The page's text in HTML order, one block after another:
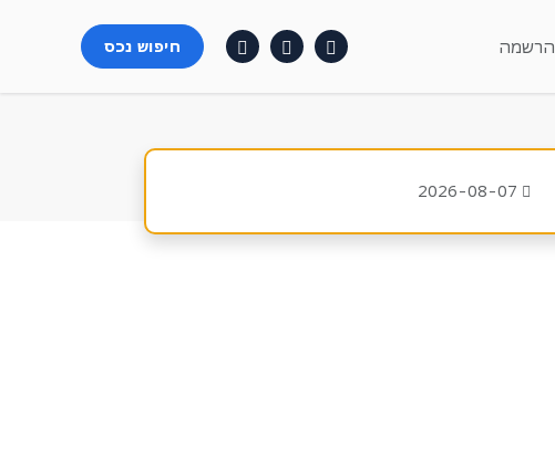
הרשמה חיפוש נכס